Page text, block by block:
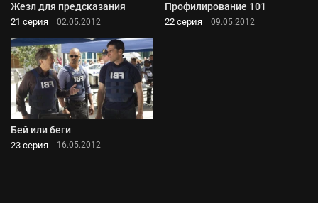
Жезл для предсказания
21 серия 02.05.2012
Профилирование 101
22 серия 09.05.2012
Бей или беги
23 серия 16.05.2012